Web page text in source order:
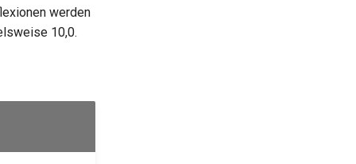
werden
10,0.